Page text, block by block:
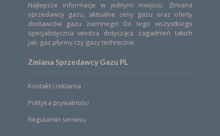
Najlepsze informacje w jednym miejscu. Zmiana
sprzedawcy gazu, aktualne ceny gazu oraz oferty
dostawców gazu ziemnego! Do tego wszystkiego
specjalistyczna wiedza dotycząca zagadnień takich
jak: gaz płynny czy gazy techniczne
Zmiana Sprzedawcy Gazu PL
Kontakt i reklama
Polityka prywatności
Regulamin serwisu